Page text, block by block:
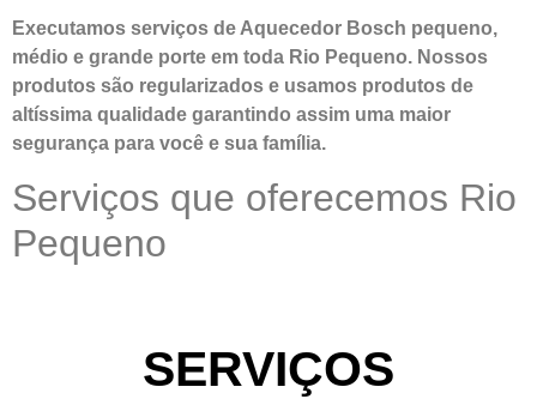
Executamos serviços de Aquecedor Bosch pequeno,
médio e grande porte em toda Rio Pequeno. Nossos
produtos são regularizados e usamos produtos de
altíssima qualidade garantindo assim uma maior
segurança para você e sua família.
Serviços que oferecemos Rio
Pequeno
SERVIÇOS